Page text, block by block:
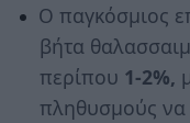
Ο παγκόσμιος
βήτα
περίπου 1-2%,
πληθυσμούς